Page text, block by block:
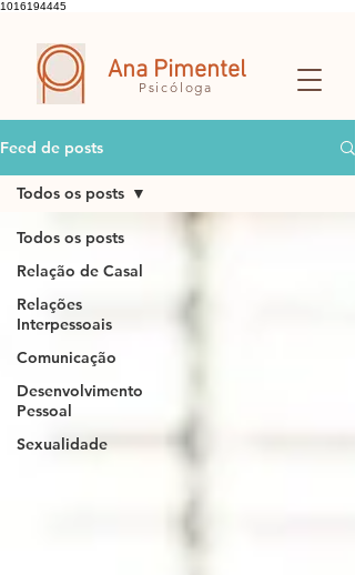
1016194445
Ana Pimentel
Psicóloga
Feed de posts
Todos os posts
Relação de Casal
Relações
Interpessoais
Comunicação
Desenvolvimento
Pessoal
Sexualidade
Todos os posts